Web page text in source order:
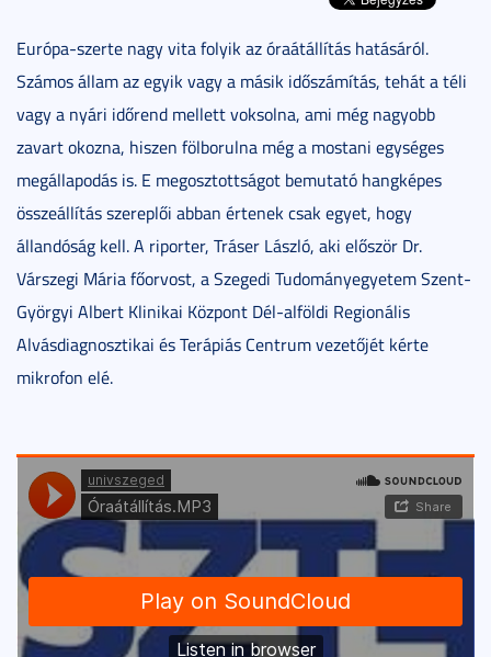
Európa-szerte nagy vita folyik az óraátállítás hatásáról.
Számos állam az egyik vagy a másik időszámítás, tehát a téli
vagy a nyári időrend mellett voksolna, ami még nagyobb
zavart okozna, hiszen fölborulna még a mostani egységes
megállapodás is. E megosztottságot bemutató hangképes
összeállítás szereplői abban értenek csak egyet, hogy
állandóság kell. A riporter, Tráser László, aki először Dr.
Várszegi Mária főorvost, a Szegedi Tudományegyetem Szent-
Györgyi Albert Klinikai Központ Dél-alföldi Regionális
Alvásdiagnosztikai és Terápiás Centrum vezetőjét kérte
mikrofon elé.